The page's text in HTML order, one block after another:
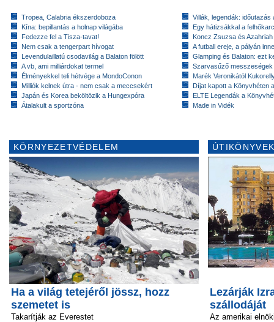
Tropea, Calabria ékszerdoboza
Kína: bepillantás a holnap világába
Fedezze fel a Tisza-tavat!
Nem csak a tengerpart hívogat
Levendulaillatú csodavilág a Balaton fölött
A vb, ami milliárdokat termel
Élményekkel teli hétvége a MondoConon
Milliók kelnek útra - nem csak a meccsekért
Japán és Korea beköltözik a Hungexpóra
Átalakult a sportzóna
Villák, legendák: időutazás
Egy hátizsákkal a
Koncz Zsuzsa és
A futball ereje, a pályán
Glamping és Balaton: ezt
Szarvasűző messzeségek
Marék Veronikától
Díjat kapott a Könyvhéten
ELTE Legendák a
Made in Vidék
KÖRNYEZETVÉDELEM
Ha a világ tetejéről jössz, hozz
szemetet is
Takarítják az Everestet
Lezárják
szállodáját
Az amerikai